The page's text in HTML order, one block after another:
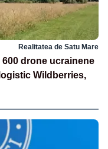
Realitatea de Satu Mare
drone ucrainene
Wildberries,